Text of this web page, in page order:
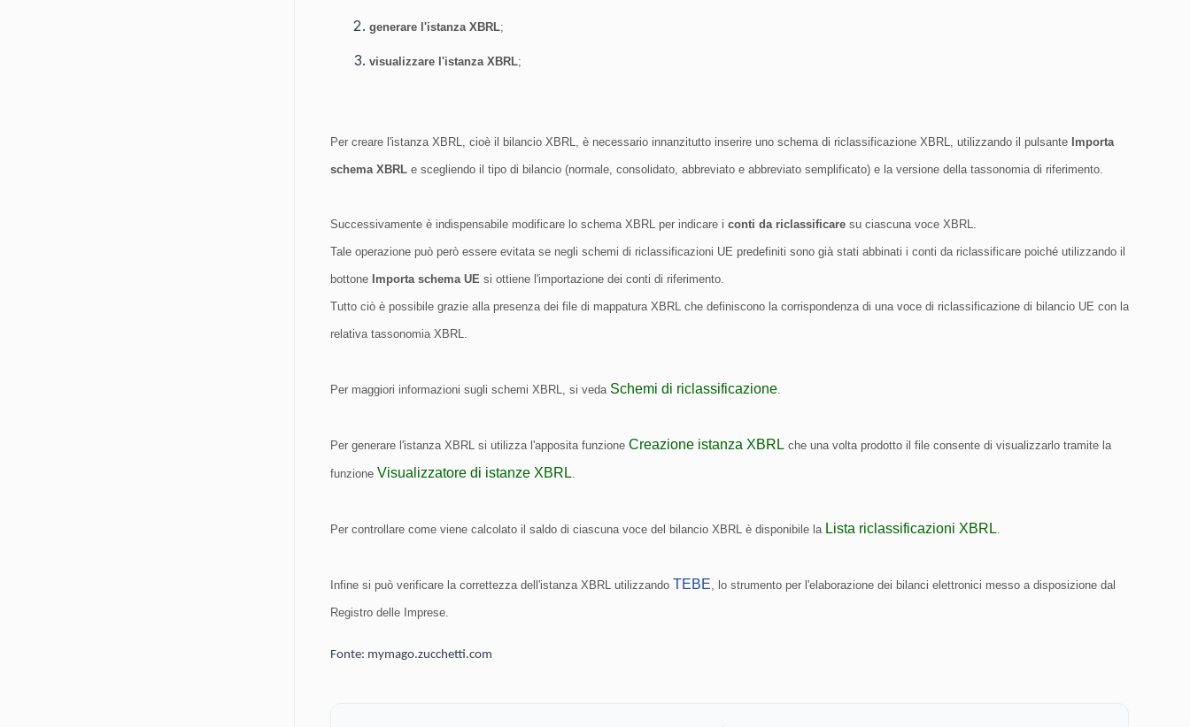
generare l'istanza XBRL;
visualizzare l'istanza XBRL;
Per creare l'istanza XBRL, cioè il bilancio XBRL, è necessario innanzitutto inserire uno schema di riclassificazione XBRL, utilizzando il pulsante Importa
schema XBRL e scegliendo il tipo di bilancio (normale, consolidato, abbreviato e abbreviato semplificato) e la versione della tassonomia di riferimento.
Successivamente è indispensabile modificare lo schema XBRL per indicare i conti da riclassificare su ciascuna voce XBRL.
Tale operazione può però essere evitata se negli schemi di riclassificazioni UE predefiniti sono già stati abbinati i conti da riclassificare poiché utilizzando il
bottone Importa schema UE si ottiene l'importazione dei conti di riferimento.
Tutto ciò è possibile grazie alla presenza dei file di mappatura XBRL che definiscono la corrispondenza di una voce di riclassificazione di bilancio UE con la
relativa tassonomia XBRL.
Per maggiori informazioni sugli schemi XBRL, si veda Schemi di riclassificazione
Per generare l'istanza XBRL si utilizza l'apposita funzione Creazione istanza XBRL che una volta prodotto il file consente di visualizzarlo tramite la
funzione Visualizzatore di istanze XBRL
Per controllare come viene calcolato il saldo di ciascuna voce del bilancio XBRL è disponibile la Lista riclassificazioni XBRL
Infine si può verificare la correttezza dell'istanza XBRL utilizzando TEBE , lo strumento per l'elaborazione dei bilanci elettronici messo a disposizione dal
Registro delle Imprese.
Fonte: mymago.zucchetti.com